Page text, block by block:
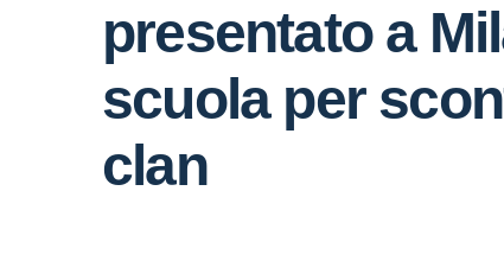
presentato a
scuola per
clan